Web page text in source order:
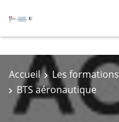
Accueil Les formations
BTS aéronautique